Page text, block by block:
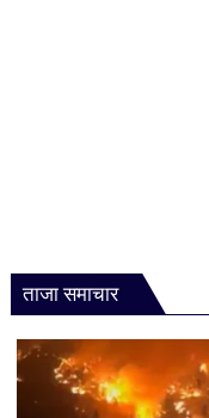
ताजा समाचार